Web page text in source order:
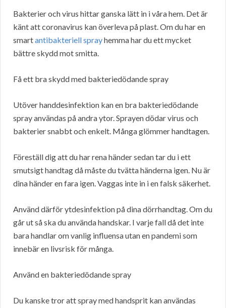
Bakterier och virus hittar ganska lätt in i våra hem. Det är
känt att coronavirus kan överleva på plast. Om du har en
smartantibakteriell sprayhemma har du ett mycket
bättre skydd mot smitta.
Få ett bra skydd med bakteriedödande spray
Utöver handdesinfektion kan en bra bakteriedödande
spray användas på andra ytor. Sprayen dödar virus och
bakterier snabbt och enkelt. Många glömmer handtagen.
Föreställ dig att du har rena händer sedan tar du i ett
smutsigt handtag då måste du tvätta händerna igen. Nu är
dina händer en fara igen. Vaggas inte in i en falsk säkerhet.
Använd därför ytdesinfektion på dina dörrhandtag. Om du
går ut så ska du använda handskar. I varje fall då det inte
bara handlar om vanlig influensa utan en pandemi som
innebär en livsrisk för många.
Använd en bakteriedödande spray
Du kanske tror att spray med handsprit kan användas